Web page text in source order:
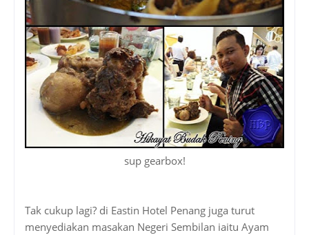
sup gearbox!
Tak cukup lagi? di Eastin Hotel Penang juga turut
menyediakan masakan Negeri Sembilan iaitu Ayam